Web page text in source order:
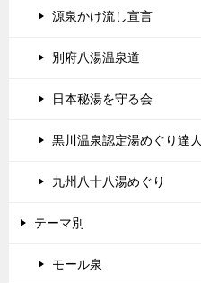
源泉かけ流し宣言
別府八湯温泉道
日本秘湯を守る会
黒川温泉認定湯めぐり達人
九州八十八湯めぐり
テーマ別
モール泉